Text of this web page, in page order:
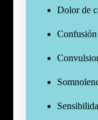
Dolor de